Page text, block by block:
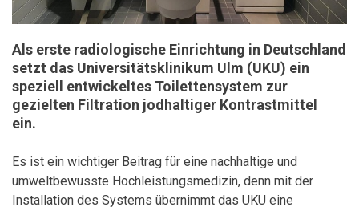
Als erste radiologische Einrichtung in Deutschland
setzt das Universitätsklinikum Ulm (UKU) ein
speziell entwickeltes Toilettensystem zur
gezielten Filtration jodhaltiger Kontrastmittel
ein.
Es ist ein wichtiger Beitrag für eine nachhaltige und
umweltbewusste Hochleistungsmedizin, denn mit der
Installation des Systems übernimmt das UKU eine